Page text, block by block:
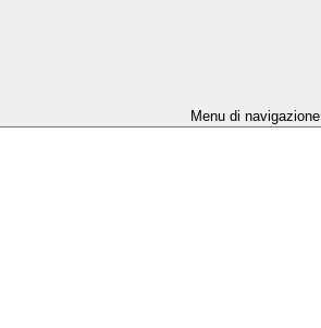
Menu di navigazione